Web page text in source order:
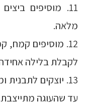
11. מוסיפים
מלאה.
12. מוסיפים
לקבלת בלילה
13. יוצקים
עד שהעוגה